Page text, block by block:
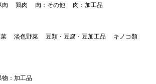
肉 鶏肉 肉：その他 肉：加工品
淡色野菜 豆類・豆腐・豆加工品
キノコ類
物：加工品